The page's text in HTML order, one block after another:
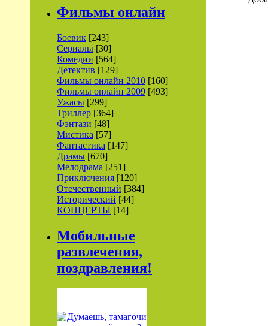
Фильмы онлайн
Боевик [243]
Сериалы [30]
Комедии [564]
Детектив [129]
Фильмы онлайн 2010 [160]
Фильмы онлайн 2009 [493]
Ужасы [299]
Триллер [364]
Фэнтази [48]
Мистика [57]
Фантастика [147]
Драмы [670]
Мелодрама [251]
Приключения [120]
Отечественный [384]
Исторический [44]
КОНЦЕРТЫ [14]
Мобильные
развлечения,
поздравления!